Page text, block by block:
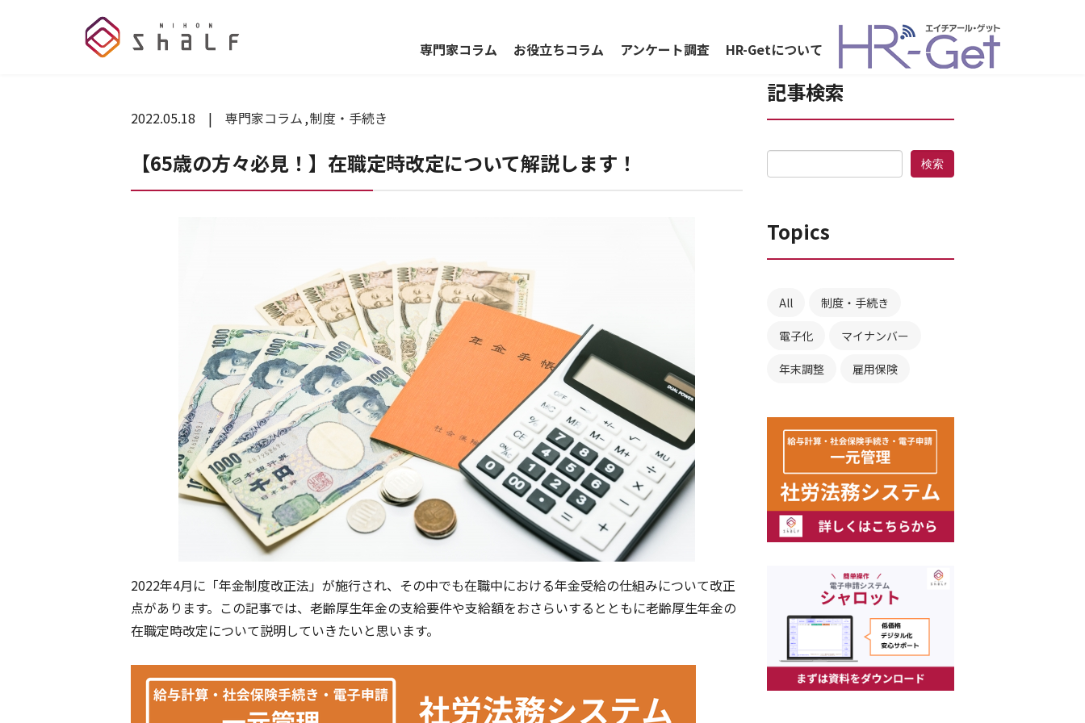
専門家コラム お役立ちコラム アンケート調査 HR-Getについて
2022.05.18 専門家コラム 制度・手続き
【65歳の方々必見！】在職定時改定について解説します！
2022年4月に「年金制度改正法」が施行され、その中でも在職中における年金受給の仕組みについて改正
点があります。この記事では、老齢厚生年金の支給要件や支給額をおさらいするとともに老齢厚生年金の
在職定時改定について説明していきたいと思います。
記事検索
Topics
All 制度・手続き
電子化 マイナンバー
年末調整 雇用保険